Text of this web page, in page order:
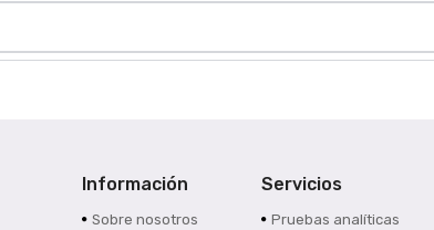
Información
Sobre nosotros
Servicios
Pruebas analíticas